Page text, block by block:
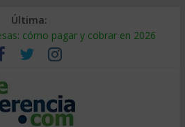
Última:
cómo pagar y cobrar en 2026
es y por qué sale tan caro
cómo auditarla a tiempo
de suministro: qué hacer
UU.: cómo segmentarlo y venderle